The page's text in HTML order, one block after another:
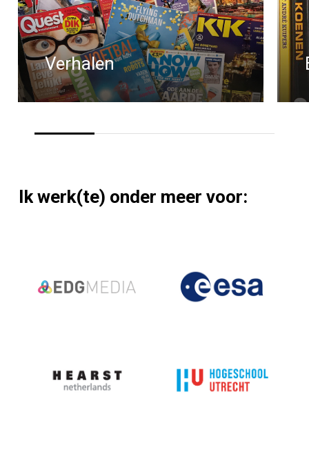
Verhalen
Ik werk(te) onder meer voor: